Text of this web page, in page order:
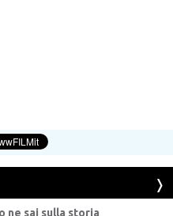
ne sai sulla storia